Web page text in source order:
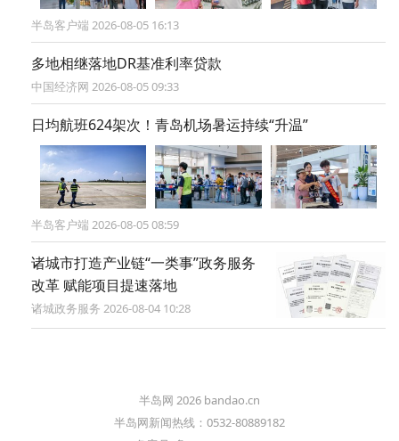
半岛客户端 2026-08-05 16:13
多地相继落地DR基准利率贷款
中国经济网 2026-08-05 09:33
日均航班624架次！青岛机场暑运持续“升温”
半岛客户端 2026-08-05 08:59
诸城市打造产业链“一类事”政务服务
改革 赋能项目提速落地
诸城政务服务 2026-08-04 10:28
半岛网 2026 bandao.cn
半岛网新闻热线：0532-80889182